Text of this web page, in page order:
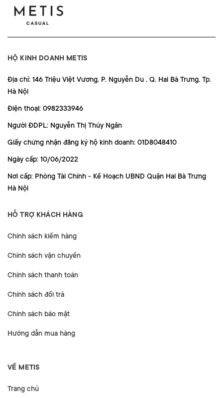
HỘ KINH DOANH METIS
Địa chỉ: 146 Triệu Việt Vương, P. Nguyễn Du , Q. Hai Bà Trưng, Tp.
Hà Nội
Điện thoại: 0982333946
Người ĐDPL: Nguyễn Thị Thúy Ngân
Giấy chứng nhận đăng ký hộ kinh doanh: 01D8048410
Ngày cấp: 10/06/2022
Nơi cấp: Phòng Tài Chính - Kế Hoạch UBND Quận Hai Bà Trưng
Hà Nội
HỖ TRỢ KHÁCH HÀNG
Chính sách kiểm hàng
Chính sách vận chuyển
Chính sách thanh toán
Chính sách đổi trả
Chính sách bảo mật
Hướng dẫn mua hàng
VỀ METIS
Trang chủ